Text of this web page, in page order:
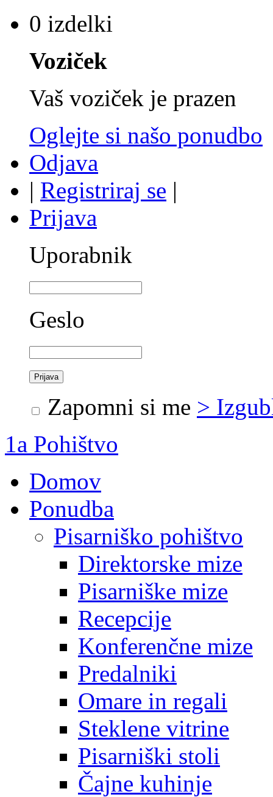
0 izdelki
Voziček
Vaš voziček je prazen
Oglejte si našo ponudbo
Odjava
| Registriraj se |
Prijava
Uporabnik
Geslo
Zapomni si me >
1a Pohištvo
Domov
Ponudba
Pisarniško pohištvo
Direktorske mize
Pisarniške mize
Recepcije
Konferenčne mize
Predalniki
Omare in regali
Steklene vitrine
Pisarniški stoli
Čajne kuhinje